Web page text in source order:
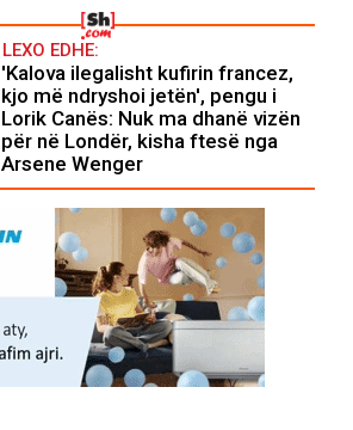
LEXO EDHE:
'Kalova ilegalisht kufirin francez,
kjo më ndryshoi jetën', pengu i
Lorik Canës: Nuk ma dhanë vizën
për në Londër, kisha ftesë nga
Arsene Wenger